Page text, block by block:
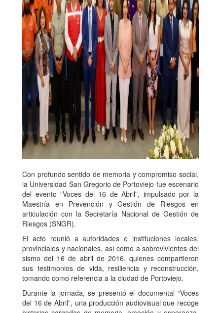
Con profundo sentido de memoria y compromiso social,
la Universidad San Gregorio de Portoviejo fue escenario
del evento “Voces del 16 de Abril”, impulsado por la
Maestría en Prevención y Gestión de Riesgos en
articulación con la Secretaría Nacional de Gestión de
Riesgos (SNGR).
El acto reunió a autoridades e instituciones locales,
provinciales y nacionales, así como a sobrevivientes del
sismo del 16 de abril de 2016, quienes compartieron
sus testimonios de vida, resiliencia y reconstrucción,
tomando como referencia a la ciudad de Portoviejo.
Durante la jornada, se presentó el documental “Voces
del 16 de Abril”, una producción audiovisual que recoge